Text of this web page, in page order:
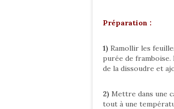
Préparation :
1) Ramollir les
purée de
de la dissoudre et
2) Mettre dans une
tout à une